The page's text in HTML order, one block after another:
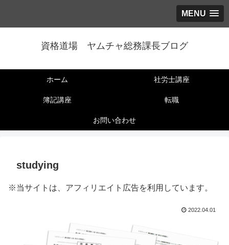
MENU
資格道場 ヤムチャ総務課長ブログ
ホーム 社労士講座
簿記講座 転職
お問い合わせ
studying
※当サイトは、アフィリエイト広告を利用しています。
2022.04.01